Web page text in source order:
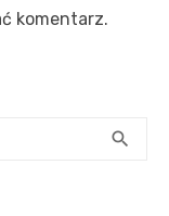
komentarz.
search